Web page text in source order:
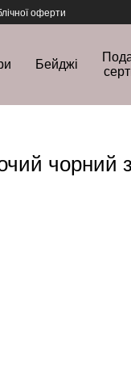
оферти
Бейджі